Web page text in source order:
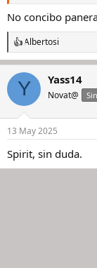
No concibo
R
e
a
c
i
e
:
Albertosi
Y Yass14
Novat@
13 May 2025
Spirit, sin duda.